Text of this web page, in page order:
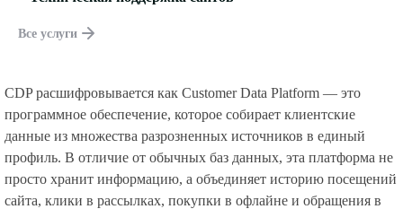
Все услуги
CDP расшифровывается как Customer Data Platform — это
программное обеспечение, которое собирает клиентские
данные из множества разрозненных источников в единый
профиль. В отличие от обычных баз данных, эта платформа не
просто хранит информацию, а объединяет историю посещений
сайта, клики в рассылках, покупки в офлайне и обращения в